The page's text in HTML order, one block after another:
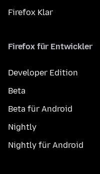
Firefox Klar
Firefox für Entwickler
Developer Edition
Beta
Beta für Android
Nightly
Nightly für Android